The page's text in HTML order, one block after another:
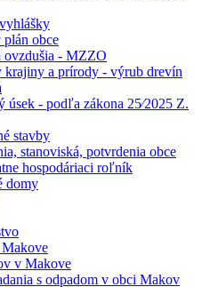
obce
ovzdušia - MZZO
krajiny a prírody - výrub drevín
úsek - podľa zákona 25⁄2025 Z.
stavby
stanoviská, potvrdenia obce
hospodáriaci roľník
domy
v Makove
s odpadom v obci Makov